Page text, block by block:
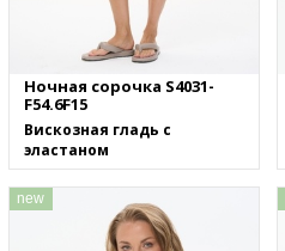
Ночная сорочка S4031-
F54.6F15
Вискозная гладь с
эластаном
new